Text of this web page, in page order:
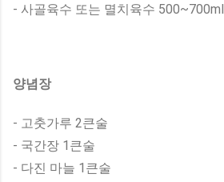
- 사골육수 또는 멸치육수 500~700ml
양념장
- 고춧가루 2큰술
- 국간장 1큰술
- 다진 마늘 1큰술